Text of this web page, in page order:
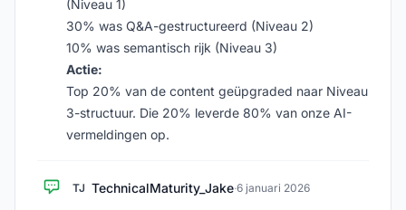
(Niveau 1)
30% was Q&A-gestructureerd (Niveau 2)
10% was semantisch rijk (Niveau 3)
Actie:
Top 20% van de content geüpgraded naar Niveau
3-structuur. Die 20% leverde 80% van onze AI-
vermeldingen op.
TJ TechnicalMaturity_Jake·6 januari 2026